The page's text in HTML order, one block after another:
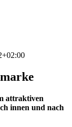
attraktiven
innen und nach